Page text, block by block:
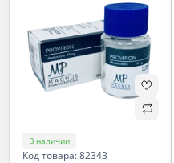
В наличии
Код товара: 82343